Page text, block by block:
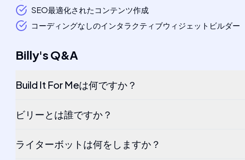
SEO最適化されたコンテンツ作成
コーディングなしのインタラクティブウィジェットビルダー
Billy'sQ&A
Build It For Meは何ですか？
ビリーとは誰ですか？
ライターボットは何をしますか？